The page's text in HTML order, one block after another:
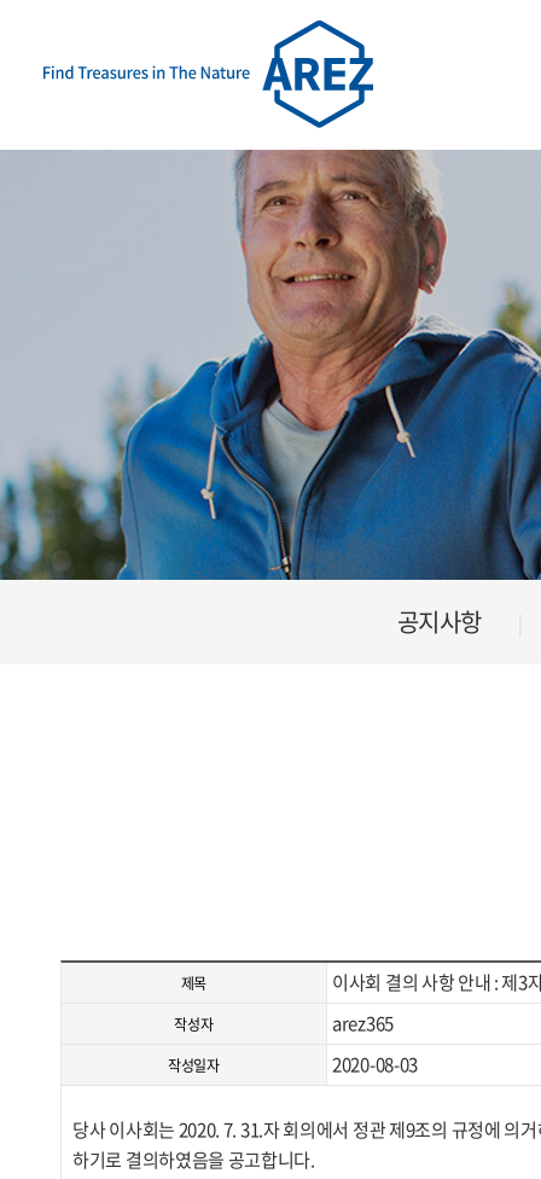
공지사항
제목 이사회 결의 사항 안내 : 제3
작성자 arez365
작성일자 2020-08-03
당사 이사회는 2020. 7. 31.자 회의에서 정관 제9조의 규정에 의
하기로 결의하였음을 공고합니다.